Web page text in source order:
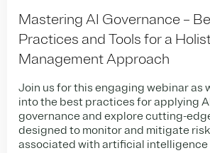
Mastering AI Governance –
Practices and Tools for a
Management Approach
Join us for this engaging webinar as
into the best practices for applying
governance and explore cutting-
designed to monitor and mitigate
associated with artificial intelligence